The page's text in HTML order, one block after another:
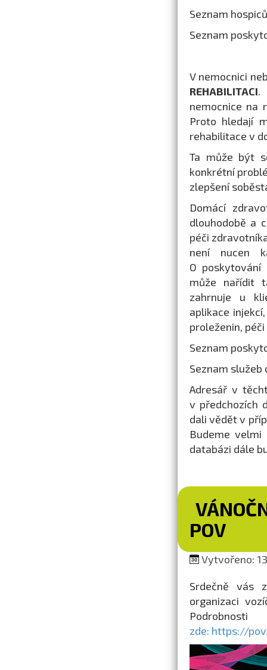
Seznam
Seznam
V nemocnici
REHABILITACI.
nemocnice na
Proto hledají
rehabilitace v
Ta může být
konkrétní
zlepšení
Domácí
dlouhodobě a
péči
není nucen
O
může nařídit
zahrnuje u
aplikace
proleženin,
Seznam
Seznam
Adresář v
v předchozích
dali vědět v
Budeme
databázi dále
POV
Vytvořeno:
Srdečně vás
organizaci
zde: https://